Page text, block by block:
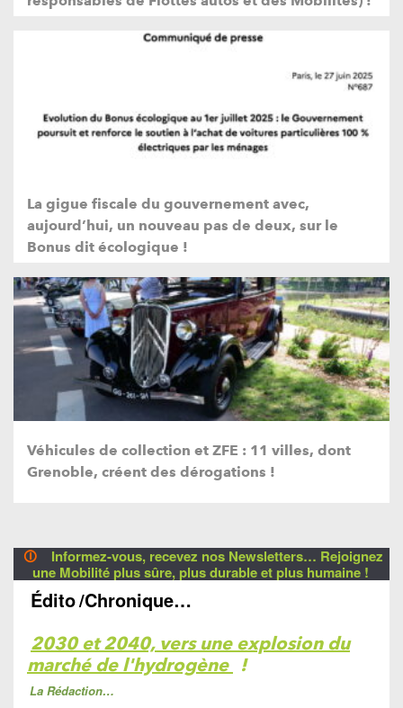
La gigue fiscale du gouvernement avec,
aujourd’hui, un nouveau pas de deux, sur le
Bonus dit écologique !
Véhicules de collection et ZFE : 11 villes, dont
Grenoble, créent des dérogations !
🛈
Informez-vous, recevez nos Newsletters… Rejoignez
une Mobilité plus sûre, plus durable et plus humaine !
Édito/Chronique…
2030 et 2040, vers une explosion du
marché de l'hydrogène !
La Rédaction…